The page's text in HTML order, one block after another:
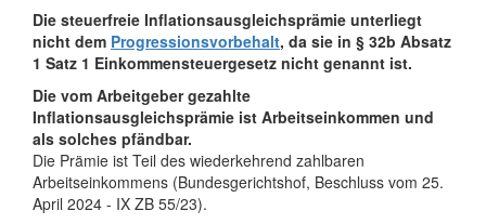
Die steuerfreie Inflationsausgleichsprämie unterliegt
nicht dem Progressionsvorbehalt, da sie in § 32b Absatz
1 Satz 1 Einkommensteuergesetz nicht genannt ist.
Die vom Arbeitgeber gezahlte
Inflationsausgleichsprämie ist Arbeitseinkommen und
als solches pfändbar.
Die Prämie ist Teil des wiederkehrend zahlbaren
Arbeitseinkommens (Bundesgerichtshof, Beschluss vom 25.
April 2024 - IX ZB 55/23).